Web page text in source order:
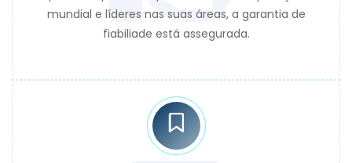
mundial e líderes nas suas áreas, a garantia de
fiabiliade está assegurada.